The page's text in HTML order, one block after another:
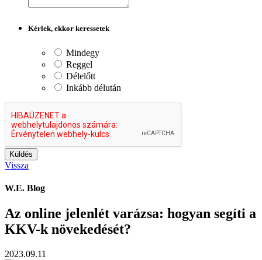
Kérlek, ekkor keressetek
Mindegy
Reggel
Délelőtt
Inkább délután
Vissza
W.E. Blog
Az online jelenlét varázsa: hogyan segíti a
KKV-k növekedését?
2023.09.11